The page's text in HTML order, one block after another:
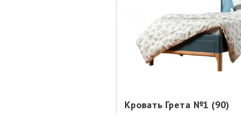
Кровать Грета №1 (90)